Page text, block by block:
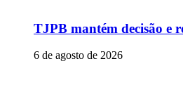
TJPB mantém decisão e
6 de agosto de 2026